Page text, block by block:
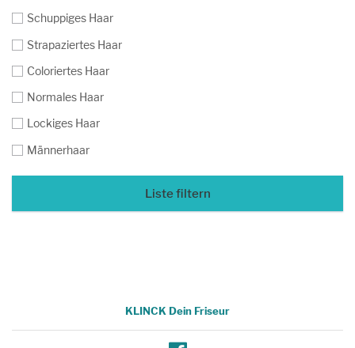
Schuppiges Haar
Strapaziertes Haar
Coloriertes Haar
Normales Haar
Lockiges Haar
Männerhaar
Liste filtern
KLINCK Dein Friseur